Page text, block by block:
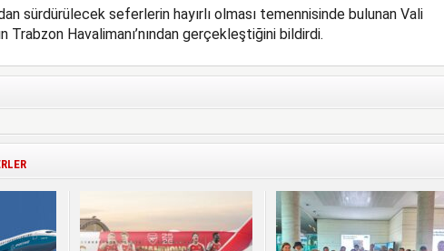
sürdürülecek seferlerin hayırlı olması temennisinde bulunan Vali
Trabzon Havalimanı’nından gerçekleştiğini bildirdi.